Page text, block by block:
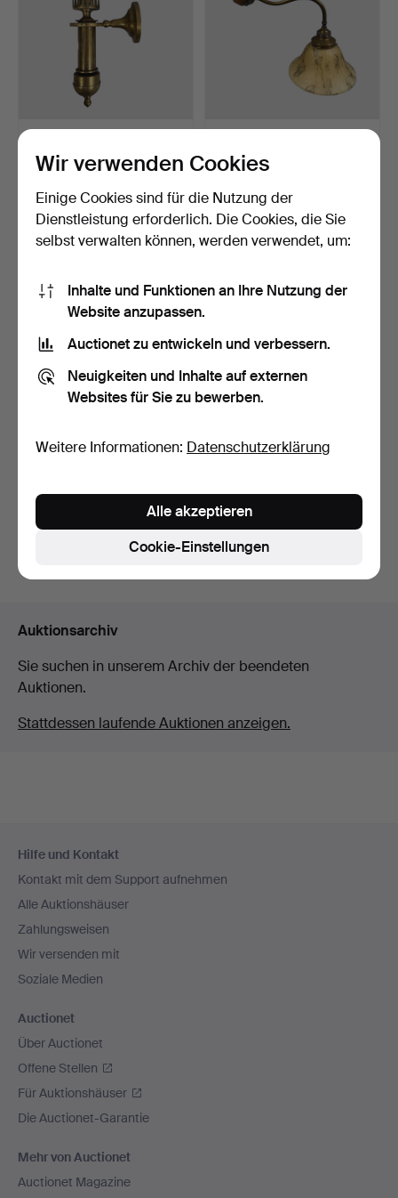
Eisenbahn, gelenkig, …
Beendet 22. Mai 2026
3 Gebote
43 USD
Viertel des 20. Jahrhund…
Beendet 9. Mai 2026
1 Gebot
32 USD
Paar Spiegellüster im
gustavianischen Stil…
3 Gebote
Auktionsarchiv
Sie suchen in unserem Archiv der beendeten
Auktionen.
Stattdessen laufende Auktionen anzeigen.
Navigation
Hilfe und Kontakt
Kontakt mit dem Support aufnehmen
Alle Auktionshäuser
Zahlungsweisen
Wir versenden mit
Soziale Medien
Auctionet
Über Auctionet
Offene Stellen
Für Auktionshäuser
Die Auctionet-Garantie
Mehr von Auctionet
Auctionet Magazine
Wir verwenden Cookies
Einige Cookies sind für die Nutzung der
Dienstleistung erforderlich. Die Cookies, die Sie
selbst verwalten können, werden verwendet, um:
Inhalte und Funktionen an Ihre Nutzung der
Website anzupassen.
Auctionet zu entwickeln und verbessern.
Neuigkeiten und Inhalte auf externen
Websites für Sie zu bewerben.
Weitere Informationen: Datenschutzerklärung
Cookie-Einstellungen
Alle akzeptieren